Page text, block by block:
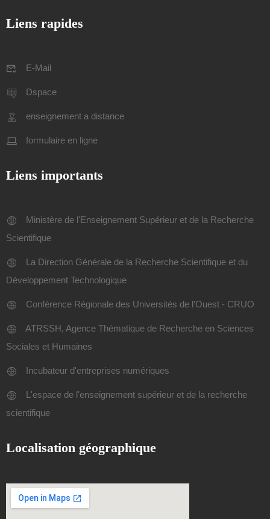
Liens rapides
E-Mail
Dspace
enseignement a distance
formulaire en ligne
Liens importants
Ministère de l'Enseignement Supérieur et de la Recherche
Scientifique
La Direction Générale de la Recherche Scientifique et du
Développement Technologique
Conférence Régionale des Universités de l'Ouest - CRUO
ATRSSH, Agence Thématique de Recherche en Sciences
Sociales et Humaines
Incubateur d'entreprises numériques
L'espace de l'enseignement supérieur et de la recherche
scientifique
Localisation géographique